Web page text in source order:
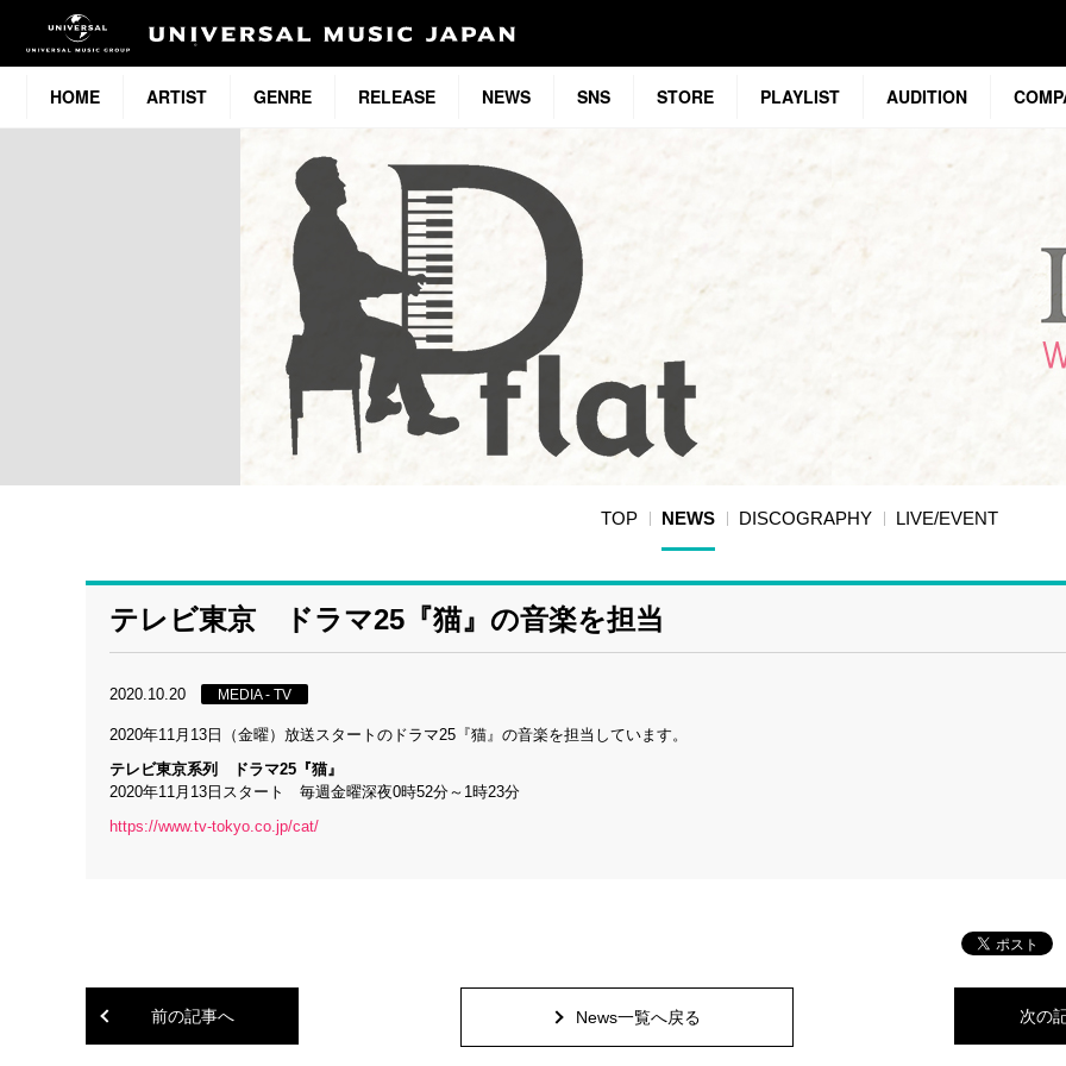
HOME ARTIST GENRE RELEASE NEWS SNS STORE PLAYLIST AUDITION
TOP NEWS DISCOGRAPHY LIVE/EVENT
テレビ東京 ドラマ25『猫』の音楽を担当
2020.10.20 MEDIA - TV
2020年11月13日（金曜）放送スタートのドラマ25『猫』の音楽を担当しています。
テレビ東京系列 ドラマ25『猫』
2020年11月13日スタート 毎週金曜深夜0時52分～1時23分
https://www.tv-tokyo.co.jp/cat/
前の記事へ 次の
News一覧へ戻る